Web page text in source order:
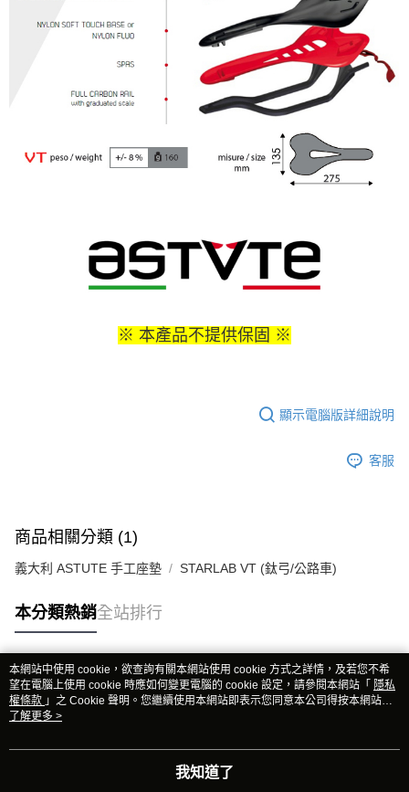
※ 本產品不提供保固 ※
顯示電腦版詳細說明
客服
商品相關分類 (1)
義大利 ASTUTE 手工座墊 STARLAB VT (鈦弓/公路車)
本分類熱銷全站排行
熱門標籤
本網站中使用 cookie，欲查詢有關本網站使用 cookie 方式之詳情，及若您不希
望在電腦上使用 cookie 時應如何變更電腦的 cookie 設定，請參閱本網站「 隱私
權條款 」之 Cookie 聲明。您繼續使用本網站即表示您同意本公司得按本網站使
用條款之 Cookie 聲明使用 cookie。
了解更多 >
我知道了